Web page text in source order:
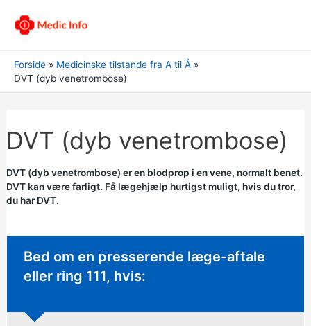
Forside
Medicinske tilstande fra A til Å
DVT (dyb venetrombose)
DVT (dyb venetrombose)
DVT (dyb venetrombose) er en blodprop i en vene, normalt benet.
DVT kan være farligt. Få lægehjælp hurtigst muligt, hvis du tror,
du har DVT.
Hastende rådgivning:
Bed om en presserende læge-aftale
eller ring 111, hvis: